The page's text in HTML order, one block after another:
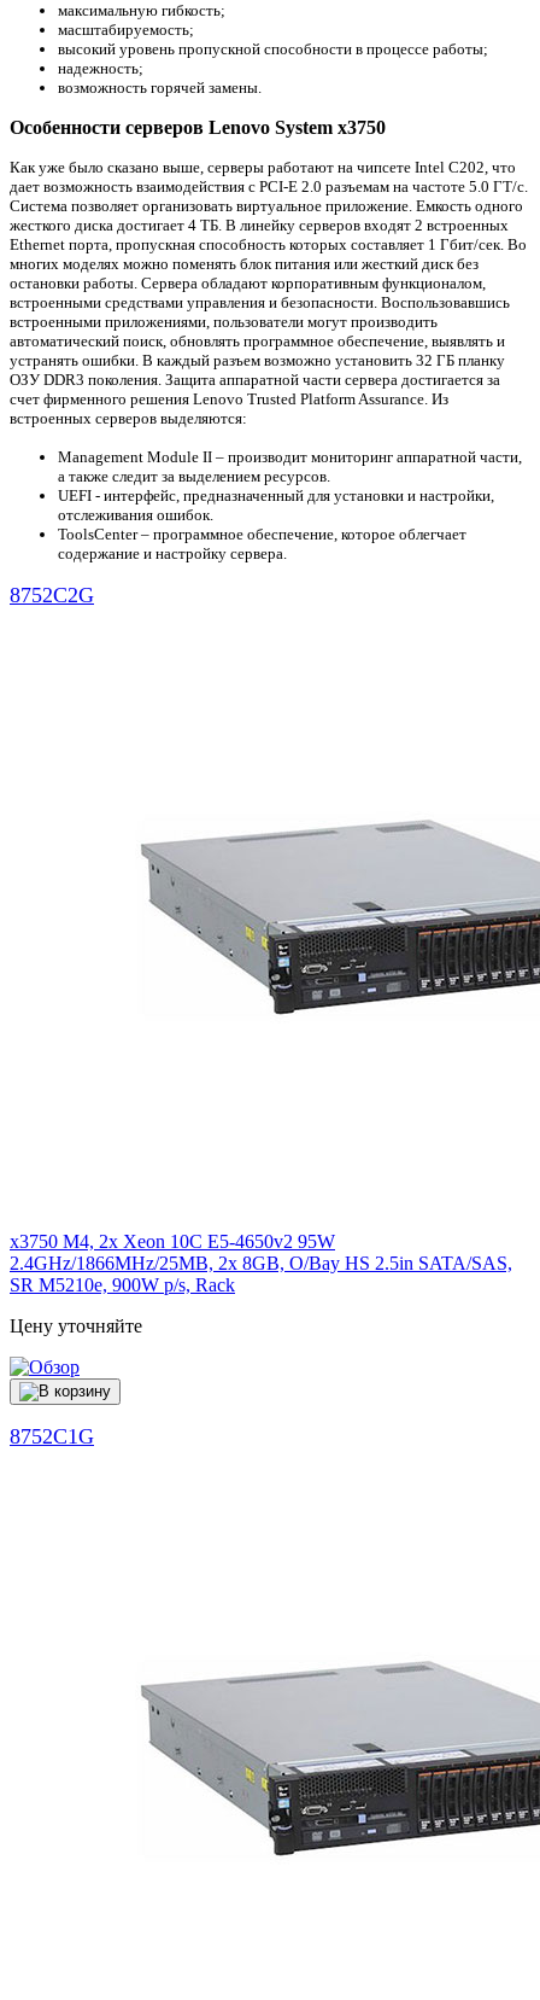
максимальную гибкость;
масштабируемость;
высокий уровень пропускной способности в процессе работы;
надежность;
возможность горячей замены.
Особенности серверов Lenovo System x3750
Как уже было сказано выше, серверы работают на чипсете Intel C202, что
дает возможность взаимодействия с PCI-E 2.0 разъемам на частоте 5.0 ГТ/с.
Система позволяет организовать виртуальное приложение. Емкость одного
жесткого диска достигает 4 ТБ. В линейку серверов входят 2 встроенных
Ethernet порта, пропускная способность которых составляет 1 Гбит/сек. Во
многих моделях можно поменять блок питания или жесткий диск без
остановки работы. Сервера обладают корпоративным функционалом,
встроенными средствами управления и безопасности. Воспользовавшись
встроенными приложениями, пользователи могут производить
автоматический поиск, обновлять программное обеспечение, выявлять и
устранять ошибки. В каждый разъем возможно установить 32 ГБ планку
ОЗУ DDR3 поколения. Защита аппаратной части сервера достигается за
счет фирменного решения Lenovo Trusted Platform Assurance. Из
встроенных серверов выделяются:
Management Module II – производит мониторинг аппаратной части,
а также следит за выделением ресурсов.
UEFI - интерфейс, предназначенный для установки и настройки,
отслеживания ошибок.
ToolsCenter – программное обеспечение, которое облегчает
содержание и настройку сервера.
8752C2G
x3750 M4, 2x Xeon 10C E5-4650v2 95W
2.4GHz/1866MHz/25MB, 2x 8GB, O/Bay HS 2.5in SATA/SAS,
SR M5210e, 900W p/s, Rack
Цену уточняйте
8752C1G